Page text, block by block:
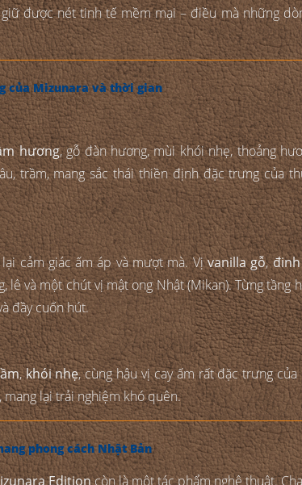
được nét tinh tế mềm mại – điều mà những
của Mizunara và thời gian
hương, gỗ đàn hương, mùi khói nhẹ, thoảng
trầm, mang sắc thái thiền định đặc trưng của
cảm giác ấm áp và mượt mà. Vịvanilla gỗ,
lê và một chút vị mật ong Nhật (Mikan). Từng tầng
đầy cuốn hút.
,khói nhẹ, cùng hậu vị cay ấm rất đặc trưng
lại trải nghiệm khó quên.
phong cách Nhật Bản
Editioncòn là một tác phẩm nghệ thuật.